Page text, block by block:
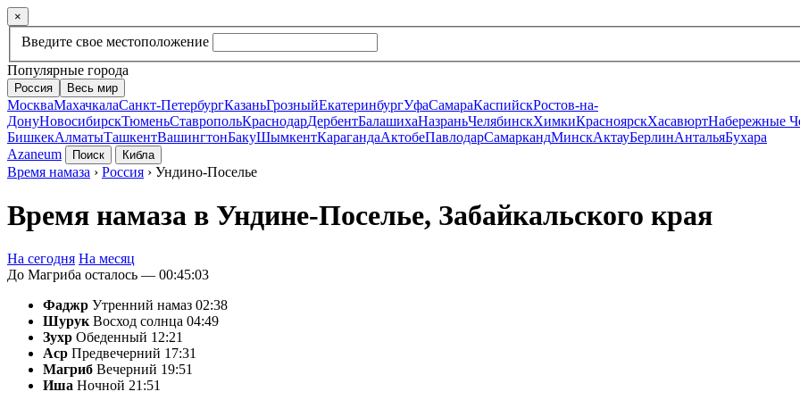
×
Введите свое местоположение
Популярные города
Россия Весь мир
МоскваМахачкалаСанкт-ПетербургКазаньГрозныйЕкатеринбургУфаСамараКаспийскРостов-на-
ДонуНовосибирскТюменьСтавропольКраснодарДербентБалашихаНазраньЧелябинскХимкиКрасноярскХасавюртНабережные
БишкекАлматыТашкентВашингтонБакуШымкентКарагандаАктобеПавлодарСамаркандМинскАктауБерлинАнтальяБухара
Azaneum
Поиск Кибла
Время намаза › Россия › Ундино-Поселье
Время намаза в Ундине-Поселье, Забайкальского края
На сегодня На месяц
До Магриба осталось — 00:45:03
Фаджр Утренний намаз 02:38
Шурук Восход солнца 04:49
Зухр Обеденный 12:21
Аср Предвечерний 17:31
Магриб Вечерний 19:51
Иша Ночной 21:51